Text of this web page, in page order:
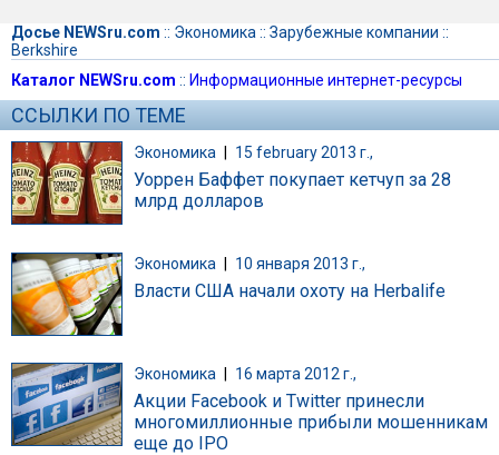
Досье NEWSru.com :: Экономика :: Зарубежные компании ::
Berkshire
Каталог NEWSru.com :: Информационные интернет-ресурсы
ССЫЛКИ ПО ТЕМЕ
Экономика | 15 february 2013 г.,
Уоррен Баффет покупает кетчуп за 28
млрд долларов
Экономика 10 января 2013 г.,
Власти США начали охоту на Herbalife
Экономика 16 марта 2012 г.,
Акции Facebook и Twitter принесли
многомиллионные прибыли мошенникам
еще до IPO